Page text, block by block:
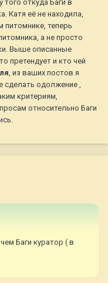
откуда Баги в
Катя её не находила,
теперь
а не просто
Выше описанные
претендует и кто чей
, из ваших постов я
сделать одолжение ,
критериям,
относительно Баги
Баги куратор ( в